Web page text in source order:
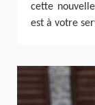
cette
est à votre